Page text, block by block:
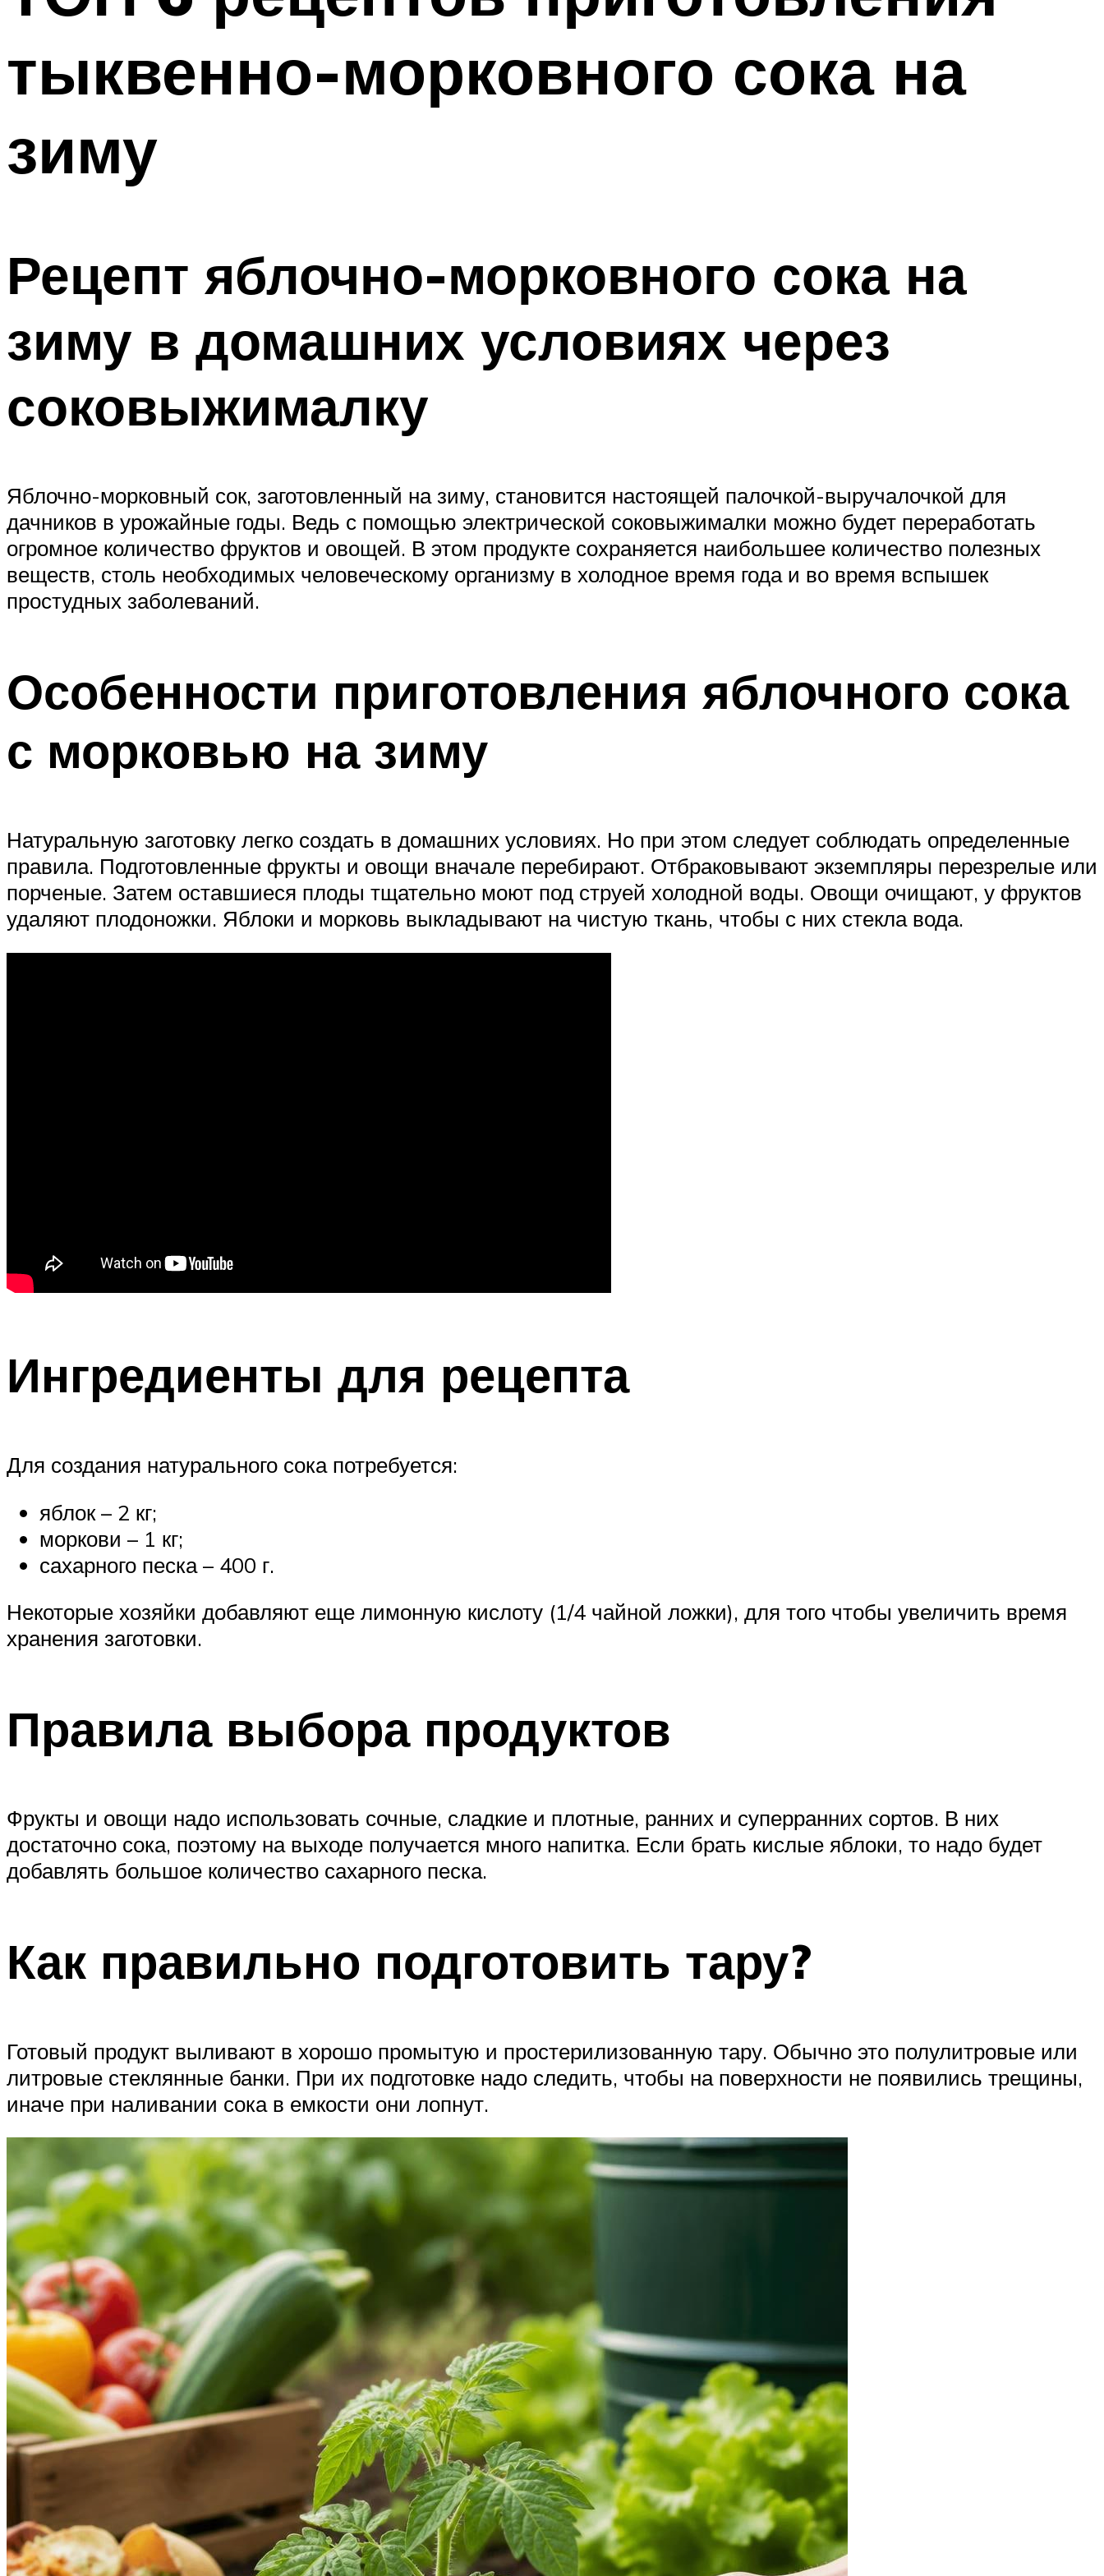
тыквенно-морковного сока на
зиму
Рецепт яблочно-морковного сока на
зиму в домашних условиях через
соковыжималку
Яблочно-морковный сок, заготовленный на зиму, становится настоящей палочкой-выручалочкой для
дачников в урожайные годы. Ведь с помощью электрической соковыжималки можно будет переработать
огромное количество фруктов и овощей. В этом продукте сохраняется наибольшее количество полезных
веществ, столь необходимых человеческому организму в холодное время года и во время вспышек
простудных заболеваний.
Особенности приготовления яблочного сока
с морковью на зиму
Натуральную заготовку легко создать в домашних условиях. Но при этом следует соблюдать определенные
правила. Подготовленные фрукты и овощи вначале перебирают. Отбраковывают экземпляры перезрелые или
порченые. Затем оставшиеся плоды тщательно моют под струей холодной воды. Овощи очищают, у фруктов
удаляют плодоножки. Яблоки и морковь выкладывают на чистую ткань, чтобы с них стекла вода.
Ингредиенты для рецепта
Для создания натурального сока потребуется:
яблок – 2 кг;
моркови – 1 кг;
сахарного песка – 400 г.
Некоторые хозяйки добавляют еще лимонную кислоту (1/4 чайной ложки), для того чтобы увеличить время
хранения заготовки.
Правила выбора продуктов
Фрукты и овощи надо использовать сочные, сладкие и плотные, ранних и суперранних сортов. В них
достаточно сока, поэтому на выходе получается много напитка. Если брать кислые яблоки, то надо будет
добавлять большое количество сахарного песка.
Как правильно подготовить тару?
Готовый продукт выливают в хорошо промытую и простерилизованную тару. Обычно это полулитровые или
литровые стеклянные банки. При их подготовке надо следить, чтобы на поверхности не появились трещины,
иначе при наливании сока в емкости они лопнут.